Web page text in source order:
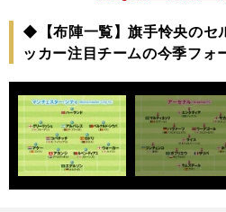
◆【布陣一覧】旗手怜央のセ
ッカー注目チームの今季フォ